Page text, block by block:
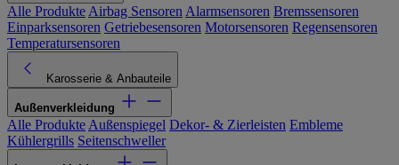
Alle Produkte Airbag Sensoren Alarmsensoren Bremssensoren
Einparksensoren Getriebesensoren Motorsensoren Regensensoren
Temperatursensoren
Karosserie & Anbauteile
Außenverkleidung
Alle Produkte Außenspiegel Dekor- & Zierleisten Embleme
Kühlergrills Seitenschweller